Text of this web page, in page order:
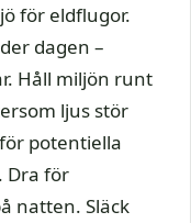
för eldflugor.
dagen –
Håll miljön runt
ljus stör
potentiella
Dra för
natten. Släck